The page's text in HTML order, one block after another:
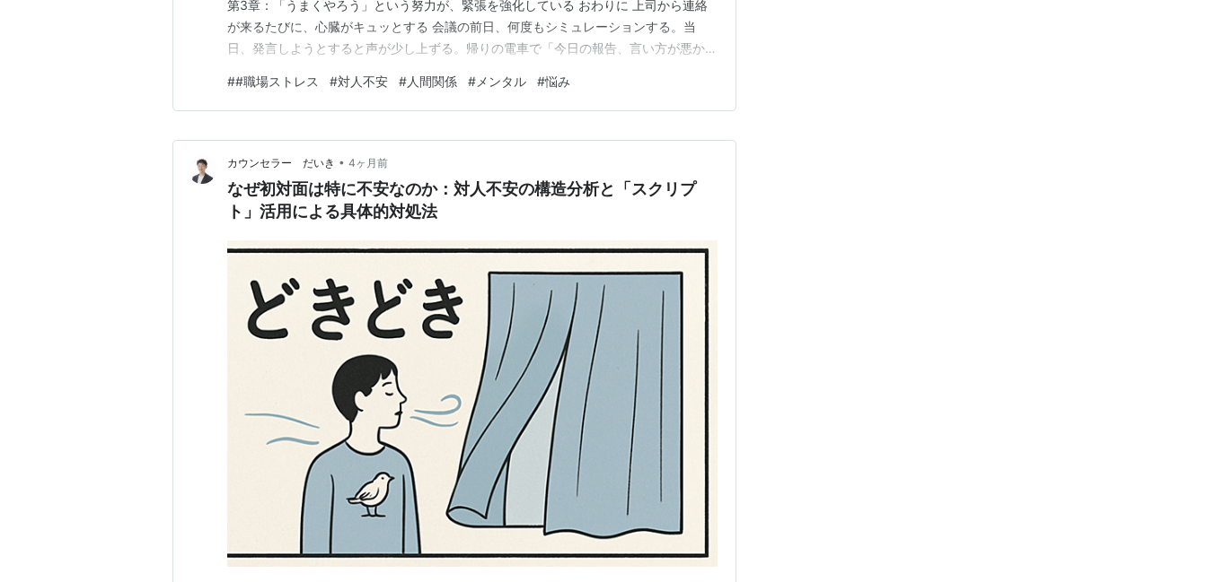
第3章：「うまくやろう」という努力が、緊張を強化している おわりに 上司から連絡
が来るたびに、心臓がキュッとする 会議の前日、何度もシミュレーションする。当
日、発言しようとすると声が少し上ずる。帰りの電車で「今日の報告、言い方が悪かっ
すぎるだけで、慣れればなんとかなる、と。 でも、何年も同じことを繰り返している
人に聞きたい。慣れてきているだろうか。 ある日、3…
##職場ストレス #対人不安 #人間関係 # メンタル #悩み
カウンセラー だいき • 4ヶ月前
なぜ初対面は特に不安なのか：対人不安の構造分析と「スクリプ
ト」活用による具体的対処法